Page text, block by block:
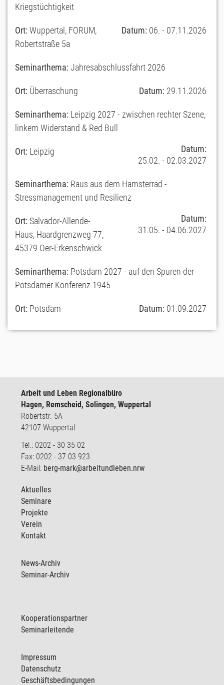
Kriegstüchtigkeit
Ort: Wuppertal, FORUM,
Robertstraße 5a
Datum: 06. - 07.11.2026
Seminarthema: Jahresabschlussfahrt 2026
Ort: Überraschung Datum: 29.11.2026
Seminarthema: Leipzig 2027 - zwischen rechter Szene,
linkem Widerstand & Red Bull
Ort: Leipzig
Datum:
25.02. - 02.03.2027
Seminarthema: Raus aus dem Hamsterrad -
Stressmanagement und Resilienz
Ort: Salvador-Allende-
Haus, Haardgrenzweg 77,
45379 Oer-Erkenschwick
Datum:
31.05. - 04.06.2027
Seminarthema: Potsdam 2027 - auf den Spuren der
Potsdamer Konferenz 1945
Ort: Potsdam Datum: 01.09.2027
Arbeit und Leben Regionalbüro
Hagen, Remscheid, Solingen, Wuppertal
Robertstr. 5A
42107 Wuppertal
Tel.: 0202 - 30 35 02
Fax: 0202 - 37 03 923
E-Mail: berg-mark@arbeitundleben.nrw
Aktuelles
Seminare
Projekte
Verein
Kontakt
News-Archiv
Seminar-Archiv
Kooperationspartner
Seminarleitende
Impressum
Datenschutz
Geschäftsbedingungen